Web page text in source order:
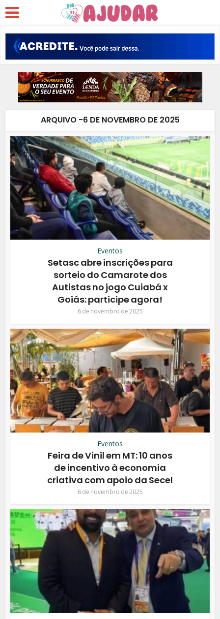
ARQUIVO -6 DE NOVEMBRO DE 2025
Eventos
Setasc abre inscrições para
sorteio do Camarote dos
Autistas no jogo Cuiabá x
Goiás: participe agora!
6 de novembro de 2025
Eventos
Feira de Vinil em MT: 10 anos
de incentivo à economia
criativa com apoio da Secel
6 de novembro de 2025